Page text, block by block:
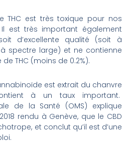
THC est très toxique pour nos
est très important également
d’excellente qualité (soit à
spectre large) et ne contienne
THC (moins de 0.2%).
est extrait du chanvre
à un taux important.
de la Santé (OMS) explique
rendu à Genève, que le CBD
et conclut qu’il est d’une